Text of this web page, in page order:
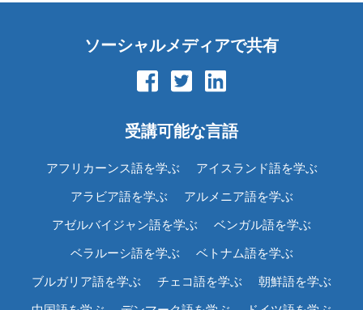
ソーシャルメディアで共有
受講可能な言語
アフリカーンス語を学ぶ アイスランド語を学ぶ
アラビア語を学ぶ アルメニア語を学ぶ
アゼルバイジャン語を学ぶ ベンガル語を学ぶ
ベラルーシ語を学ぶ ベトナム語を学ぶ
ブルガリア語を学ぶ チェコ語を学ぶ 朝鮮語を学ぶ